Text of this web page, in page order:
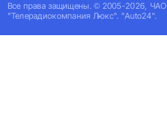
Все права защищены. © 2005-2026, ЧАО
"Телерадиокомпания Люкс". "Auto24".